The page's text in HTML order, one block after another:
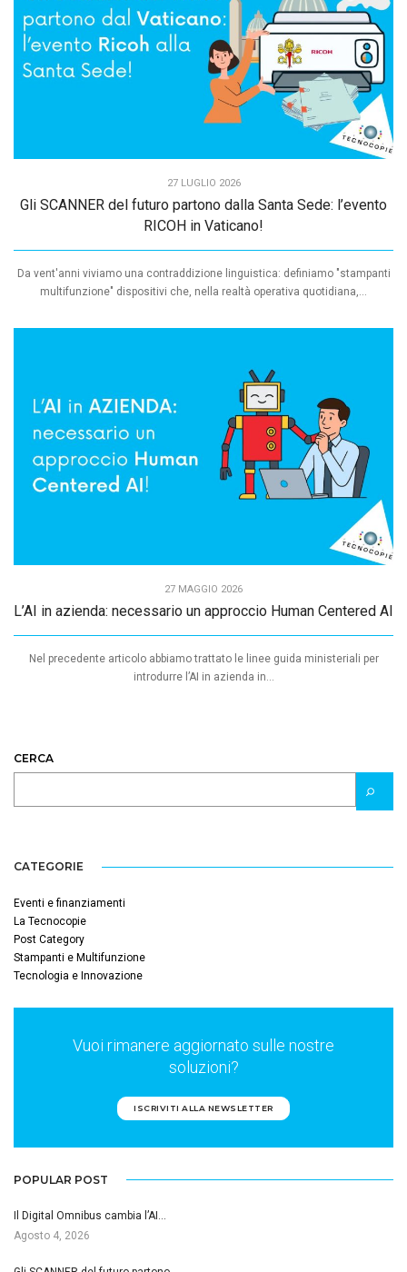
27 LUGLIO 2026
Gli SCANNER del futuro partono dalla Santa Sede: l’evento
RICOH in Vaticano!
Da vent'anni viviamo una contraddizione linguistica: definiamo "stampanti
multifunzione" dispositivi che, nella realtà operativa quotidiana,...
27 MAGGIO 2026
L’AI in azienda: necessario un approccio Human Centered AI
Nel precedente articolo abbiamo trattato le linee guida ministeriali per
introdurre l’AI in azienda in...
CERCA
CATEGORIE
Eventi e finanziamenti
La Tecnocopie
Post Category
Stampanti e Multifunzione
Tecnologia e Innovazione
Vuoi rimanere aggiornato sulle nostre
soluzioni?
ISCRIVITI ALLA NEWSLETTER
POPULAR POST
Il Digital Omnibus cambia l’AI…
Agosto 4, 2026